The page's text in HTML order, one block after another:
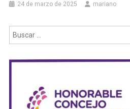
24 de marzo de 2025 mariano